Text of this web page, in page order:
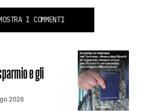
I COMMENTI
e gli
2026